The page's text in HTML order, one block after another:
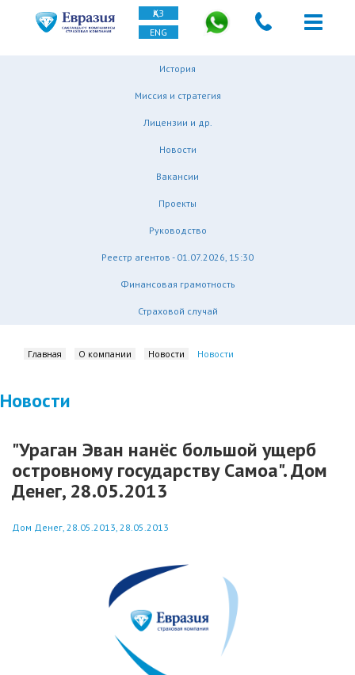
ҚАЗ
ENG
История
Миссия и стратегия
Лицензии и др.
Новости
Вакансии
Проекты
Руководство
Реестр агентов - 01.07.2026, 15:30
Финансовая грамотность
Страховой случай
Главная О компании Новости Новости
Новости
"Ураган Эван нанёс большой ущерб
островному государству Самоа". Дом
Денег, 28.05.2013
Дом Денег, 28.05.2013, 28.05.2013